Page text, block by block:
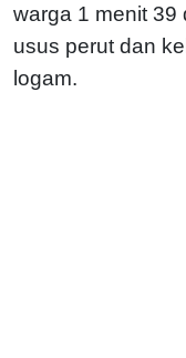
warga 1 menit 39
usus perut dan
logam.